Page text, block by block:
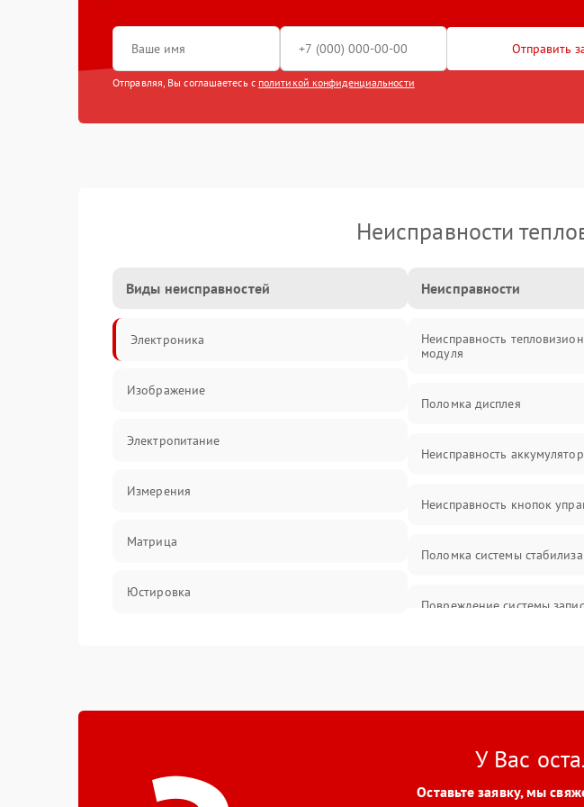
Отправить
Отправляя, Вы соглашаетесь с политикой конфиденциальности
Неисправности
Виды неисправностей
Электроника
Изображение
Электропитание
Измерения
Матрица
Юстировка
Неисправности
Неисправность
модуля
Поломка дисплея
Неисправность
Неисправность кнопок
Поломка системы
Повреждение системы
Повреждение системы
перегрузокУ Вас
Оставьте заявку, мы